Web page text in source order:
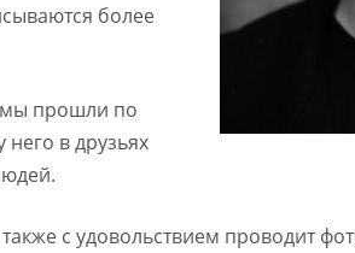
более
прошли по
него в друзьях
с удовольствием проводит